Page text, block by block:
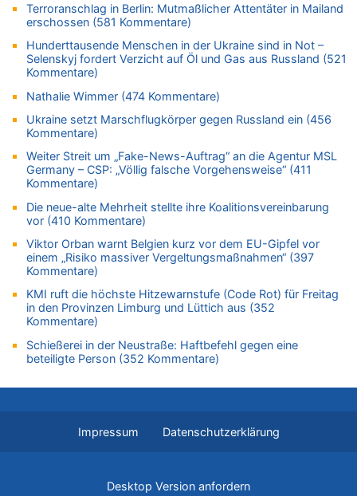
Kollision zwischen Autofahrer und Radfahrer an RAVeL-Weg
08.08.2026 - 12:56 von WK zu
Wasserstand des Rheins in NRW so niedrig wie noch nie
08.08.2026 - 12:29 von WK zu
Tempolimit in 30er-Zonen – Untersuchung von Vias
08.08.2026 - 12:01 von Hugo Egon Bernhard von Sinnen zu
Zurück an den Rhein: Hendrich wechselt zum 1. FC Köln
08.08.2026 - 11:39 von Dax zu
In Belgien missachten zwei von drei Autofahrern das
Tempolimit in 30er-Zonen – Untersuchung von Vias
08.08.2026 - 11:08 von Hans zu
Aachen ab 11. August wieder Mekka des Pferdesports –
Belgien setzt bei Reit-WM auf starke Springreiter
08.08.2026 - 10:21 von Hugo Egon Bernhard von Sinnen zu
Tempolimit in 30er-Zonen – Untersuchung von Vias
08.08.2026 - 10:07 von Hugo Egon Bernhard von Sinnen zu
Wie kam es zur Ceuta-Krise?
08.08.2026 - 09:27 von Ermitler zu
08.08.2026 - 09:20 von Ermitler zu
In Belgien missachten zwei von drei Autofahrern das
Terroranschlag in Berlin: Mutmaßlicher Attentäter in Mailand
erschossen (581 Kommentare)
Hunderttausende Menschen in der Ukraine sind in Not –
Selenskyj fordert Verzicht auf Öl und Gas aus Russland (521
Kommentare)
Nathalie Wimmer (474 Kommentare)
Ukraine setzt Marschflugkörper gegen Russland ein (456
Kommentare)
Weiter Streit um „Fake-News-Auftrag“ an die Agentur MSL
Germany – CSP: „Völlig falsche Vorgehensweise“ (411
Kommentare)
Die neue-alte Mehrheit stellte ihre Koalitionsvereinbarung
vor (410 Kommentare)
Viktor Orban warnt Belgien kurz vor dem EU-Gipfel vor
einem „Risiko massiver Vergeltungsmaßnahmen“ (397
Kommentare)
KMI ruft die höchste Hitzewarnstufe (Code Rot) für Freitag
in den Provinzen Limburg und Lüttich aus (352
Kommentare)
Schießerei in der Neustraße: Haftbefehl gegen eine
beteiligte Person (352 Kommentare)
Impressum Datenschutzerklärung
Desktop Version anfordern